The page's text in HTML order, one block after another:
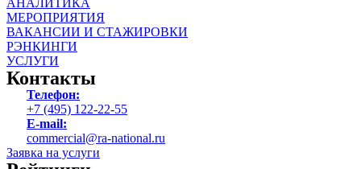
МЕРОПРИЯТИЯ
ВАКАНСИИ И СТАЖИРОВКИ
РЭНКИНГИ
УСЛУГИ
Контакты
Телефон:
+7 (495) 122-22-55
E-mail:
commercial@ra-national.ru
Заявка на услуги